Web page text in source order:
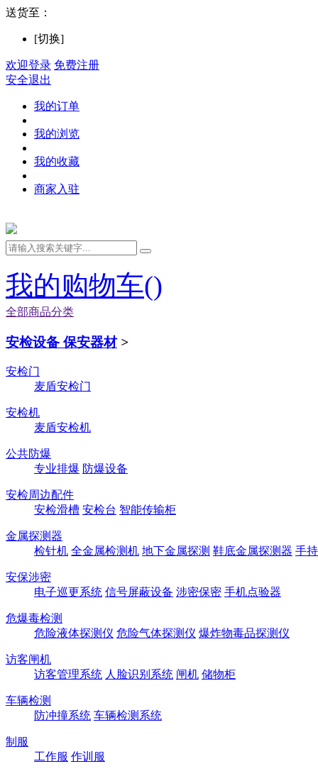
送货至：
[切换]
欢迎登录 免费注册
安全退出
我的订单
我的浏览
我的收藏
商家入驻
我的购物车()
全部商品分类
安检设备 保安器材 >
安检门
麦盾安检门
安检机
麦盾安检机
公共防爆
专业排爆 防爆设备
安检周边配件
安检滑槽 安检台 智能传输柜
金属探测器
检针机 全金属检测机 地下金属探测 鞋底金属探测器 手
安保涉密
电子巡更系统 信号屏蔽设备 涉密保密 手机点验器
危爆毒检测
危险液体探测仪 危险气体探测仪 爆炸物毒品探测仪
访客闸机
访客管理系统 人脸识别系统 闸机 储物柜
车辆检测
防冲撞系统 车辆检测系统
制服
工作服 作训服